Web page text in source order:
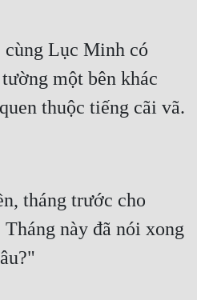
cùng Lục Minh có
một bên khác
thuộc tiếng cãi vã.
tháng trước cho
này đã nói xong